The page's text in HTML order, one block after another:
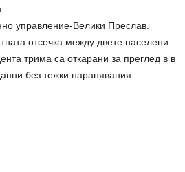
управление-Велики Преслав.
отсечка между двете населени
трима са откарани за преглед в в
без тежки наранявания.